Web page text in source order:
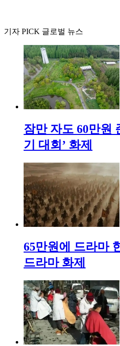
기자 PICK 글로벌 뉴스
잠만 자도 60만원
기 대회’ 화제
65만원에 드라마
드라마 화제